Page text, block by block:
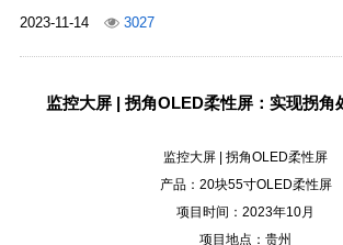
2023-11-14 3027
监控大屏 | 拐角OLED柔性屏：实现拐角
监控大屏 | 拐角OLED柔性屏
产品：20块55寸OLED柔性屏
项目时间：2023年10月
项目地点：贵州